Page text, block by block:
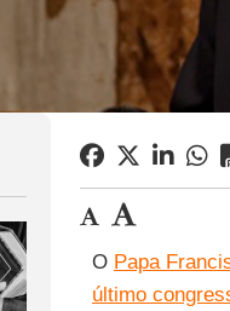
O Papa
último